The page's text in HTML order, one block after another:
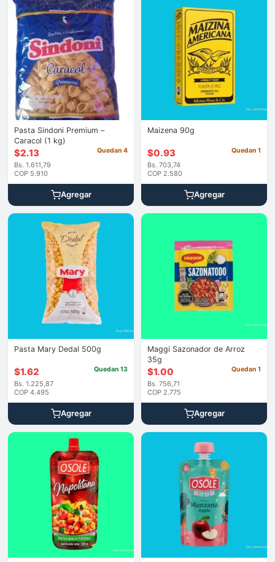
Pasta Sindoni Premium –
Caracol (1 kg)
$2.13
Bs. 1.611,79
COP 5.910
Quedan 4
Agregar
Maizena 90g
$0.93
Bs. 703,74
COP 2.580
Quedan 1
Agregar
Pasta Mary Dedal 500g
$1.62
Bs. 1.225,87
COP 4.495
Quedan 13
Agregar
Maggi Sazonador de Arroz
35g
$1.00
Bs. 756,71
COP 2.775
Quedan 1
Agregar